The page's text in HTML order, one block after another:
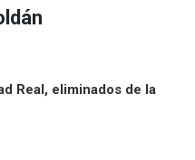
Real, eliminados de la